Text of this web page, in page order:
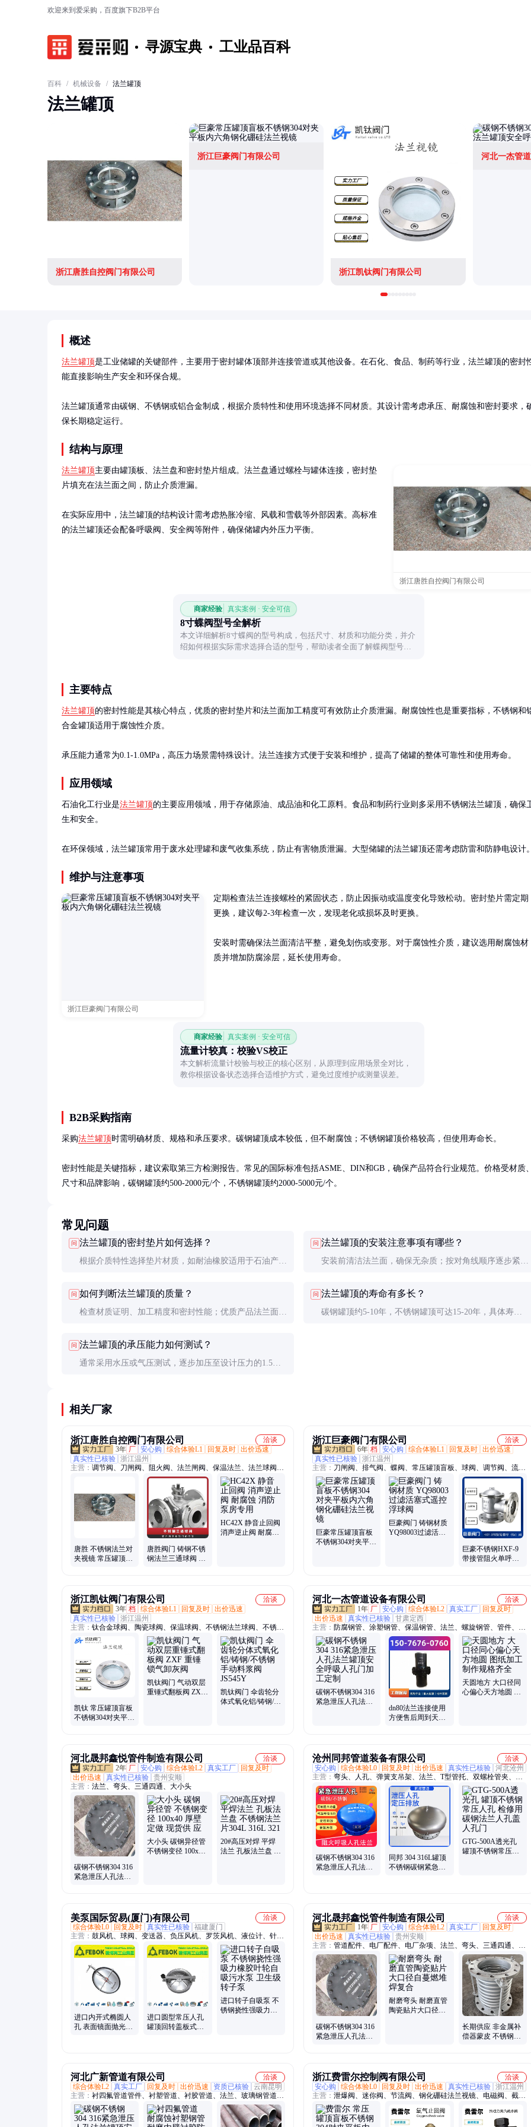
欢迎来到爱采购，百度旗下B2B平台
寻源宝典 工业品百科
百科 / 机械设备 / 法兰罐顶
法兰罐顶
浙江唐胜自控阀门有限公司
浙江巨豪阀门有限公司
浙江凯钛阀门有限公司
河北一杰管
概述
法兰罐顶是工业储罐的关键部件，主要用于密封罐体顶部并连接管道或其他设备。在石化、食品、制药等行业，法兰罐顶的密封
能直接影响生产安全和环保合规。
法兰罐顶通常由碳钢、不锈钢或铝合金制成，根据介质特性和使用环境选择不同材质。其设计需考虑承压、耐腐蚀和密封要求，
保长期稳定运行。
结构与原理
浙江唐胜自控阀门有限公司
法兰罐顶主要由罐顶板、法兰盘和密封垫片组成。法兰盘通过螺栓与罐体连接，密封垫
片填充在法兰面之间，防止介质泄漏。
在实际应用中，法兰罐顶的结构设计需考虑热胀冷缩、风载和雪载等外部因素。高标准
的法兰罐顶还会配备呼吸阀、安全阀等附件，确保储罐内外压力平衡。
商家经验 真实案例 · 安全可信
8寸蝶阀型号全解析
本文详细解析8寸蝶阀的型号构成，包括尺寸、材质和功能分类，并介
绍如何根据实际需求选择合适的型号，帮助读者全面了解蝶阀型号的
主要特点
法兰罐顶的密封性能是其核心特点，优质的密封垫片和法兰面加工精度可有效防止介质泄漏。耐腐蚀性也是重要指标，不锈钢和
合金罐顶适用于腐蚀性介质。
承压能力通常为0.1-1.0MPa，高压力场景需特殊设计。法兰连接方式便于安装和维护，提高了储罐的整体可靠性和使用寿命。
应用领域
石油化工行业是法兰罐顶的主要应用领域，用于存储原油、成品油和化工原料。食品和制药行业则多采用不锈钢法兰罐顶，确保
生和安全。
在环保领域，法兰罐顶常用于废水处理罐和废气收集系统，防止有害物质泄漏。大型储罐的法兰罐顶还需考虑防雷和防静电设计
维护与注意事项
浙江巨豪阀门有限公司
定期检查法兰连接螺栓的紧固状态，防止因振动或温度变化导致松动。密封垫片需定期
更换，建议每2-3年检查一次，发现老化或损坏及时更换。
安装时需确保法兰面清洁平整，避免划伤或变形。对于腐蚀性介质，建议选用耐腐蚀材
质并增加防腐涂层，延长使用寿命。
商家经验 真实案例 · 安全可信
流量计较真：校验VS校正
本文解析流量计校验与校正的核心区别，从原理到应用场景全对比，
教你根据设备状态选择合适维护方式，避免过度维护或测量误差。
B2B采购指南
采购法兰罐顶时需明确材质、规格和承压要求。碳钢罐顶成本较低，但不耐腐蚀；不锈钢罐顶价格较高，但使用寿命长。
密封性能是关键指标，建议索取第三方检测报告。常见的国际标准包括ASME、DIN和GB，确保产品符合行业规范。价格受材质
尺寸和品牌影响，碳钢罐顶约500-2000元/个，不锈钢罐顶约2000-5000元/个。
常见问题
问 法兰罐顶的密封垫片如何选择？
根据介质特性选择垫片材质，如耐油橡胶适用于石油产
法兰面的加工精度。
问 法兰罐顶的安装注意事项有哪些？
安装前清洁法兰面，确保无杂质；按对角线顺序逐步紧固
漏。
问 如何判断法兰罐顶的质量？
检查材质证明、加工精度和密封性能；优质产品法兰面平
问 法兰罐顶的寿命有多长？
碳钢罐顶约5-10年，不锈钢罐顶可达15-20年，具体寿命
问 法兰罐顶的承压能力如何测试？
通常采用水压或气压测试，逐步加压至设计压力的1.5
相关厂家
浙江唐胜自控阀门有限公司
洽谈
3年 厂 安心购 综合体验L1 回复及时 出价迅速
真实性已核验 浙江温州
主营： 调节阀、刀闸阀、阻火阀、法兰闸阀、保温法兰、法兰球阀、
明杆法兰、截止阀、止回阀、二通阀、过滤器、呼吸阀、管力阀、减
压阀、阻火器、焊接球阀、美标闸阀、对夹蝶阀、夹套球阀、纹管闸
阀、锻钢球阀、对夹球阀、陶瓷球阀、高压蝶阀、镍材蝶阀
唐胜 不锈钢法兰对
夹视镜 常压罐顶盲
唐胜阀门 铸钢不锈
钢法兰三通球阀 手
HC42X 静音止回阀
消声逆止阀 耐腐蚀
浙江巨豪阀门有限公司
洽谈
6年 档 安心购 综合体验L1 回复及时 出价迅速
真实性已核验 浙江温州
主营： 刀闸阀、排气阀、蝶阀、常压罐顶盲板、球阀、调节阀、流量
控制阀、止回阀、闸阀、气动阀门、电动阀门
巨豪常压罐顶盲板
不锈钢304对夹平板
巨豪阀门 铸钢材质
YQ98003过滤活塞
巨豪不锈钢HXF-9
带接管阻火单呼
浙江凯钛阀门有限公司
洽谈
3年 档 综合体验L1 回复及时 出价迅速
真实性已核验 浙江温州
主营： 钛合金球阀、陶瓷球阀、保温球阀、不锈钢法兰球阀、不锈钢
法兰闸阀、法兰式蝶阀、微阻缓闭止回阀、旋启式止回阀、美标球
阀、陶瓷刀闸阀、减压阀、角式截止阀、排污球阀、电动管夹阀、疏
水阀、波纹管截止阀、过滤器、美标闸阀、气动陶瓷摆动阀、手动明
杆刀闸阀、手动暗杆刀闸阀、对夹蝶阀、管力阀、通风蝶阀、伸缩蝶
阀
凯钛 常压罐顶盲板
不锈钢304对夹平板
凯钛阀门 气动双层
重锤式翻板阀 ZXF
凯钛阀门 伞齿轮分
体式氧化铝/铸钢/不
河北一杰管道设备有限公司
洽谈
1年 厂 安心购 综合体验L2 真实工厂
回复及时
出价迅速
真实性已核验 甘肃定西
主营： 防腐钢管、涂塑钢管、保温钢管、法兰、螺旋钢管、管件、弯
头、三通、热浸塑钢管
碳钢不锈钢304 316
紧急泄压人孔法兰
dn80法兰连接使用
方便售后周到天然
天圆地方 大口径同
心偏心天方地圆 图
河北晟邦鑫悦管件制造有限公司
洽谈
2年 厂 安心购 综合体验L2 真实工厂
回复及时
出价迅速
真实性已核验 贵州安顺
主营： 法兰、弯头、三通四通、大小头
碳钢不锈钢304 316
紧急泄压人孔法兰
大小头 碳钢异径管
不锈钢变径 100x40
20#高压对焊 平焊
法兰 孔板法兰盘 不
沧州同邦管道装备有限公司
洽谈
安心购
综合体验L0 回复及时 出价迅速 真实性已核验 河北沧州
主营： 弯头、人孔、弹簧支吊架、法兰、T型管托、双螺栓管夹、双
孔短管夹、异径管、三通、防水套管、罩型通气管、水流指示器、保
冷管托、隔热管托、滑动管托、导向管托、整定弹簧组件、吸水喇叭
口、排水漏斗、恒力弹簧支吊架、管托、手孔、斜面防爆门、排污孔
碳钢不锈钢304 316
紧急泄压人孔法兰
同邦 304 316L罐顶
不锈钢碳钢紧急泄
GTG-500A透光孔
罐顶不锈钢常压人
美泵国际贸易(厦门)有限公司
洽谈
综合体验L0
回复及时 真实性已核验 福建厦门
主营： 鼓风机、球阀、变送器、负压风机、罗茨风机、液位计、针型
阀、蒸汽压缩机、隔膜泵、渣浆泵、螺杆泵、进口阀门、磁力泵、屏
蔽泵、磁悬浮变频风机、闸阀、蝶阀、止回阀
进口内开式椭圆人
孔 表面镜面抛光板
进口圆型常压人孔
罐顶回转盖板式平
进口转子自吸泵 不
锈钢挠性强吸力橡
河北晟邦鑫悦管件制造有限公司
洽谈
1年 厂 安心购 综合体验L2 真实工厂
回复及时
出价迅速
真实性已核验 贵州安顺
主营： 管道配件、电厂配件、电厂杂项、法兰、弯头、三通四通、大
小头、补偿器、盲板、人孔
碳钢不锈钢304 316
紧急泄压人孔法兰
耐磨弯头 耐磨直管
陶瓷贴片大口径自
长期供应 非金属补
偿器蒙皮 不锈钢线
河北广新管道有限公司
洽谈
综合体验L2 真实工厂 回复及时 出价迅速 资质已核验 云南昆明
主营： 衬四氟管道管件、衬塑管道、衬胶管道、法兰、玻璃钢管道、
衬塑储藏罐、螺旋地桩、人孔、弯头、三通、无缝钢管、直缝钢管、
耐磨管道、防腐钢管、涂塑钢管、保温钢管、补偿器、金属软管、绝
浙江费雷尔控制阀有限公司
洽谈
安心购
综合体验L0 回复及时 出价迅速 真实性已核验 浙江温州
主营： 泄爆阀、迷你阀、节流阀、钢化硼硅法兰视镜、电磁阀、截止
阀、减压阀、矿浆阀、止回阀、泄压阀、排气阀、调节阀、氮封阀、
过滤器、高温球阀、电动闸阀、平板闸阀、衬氟球阀、暗杆闸阀、气